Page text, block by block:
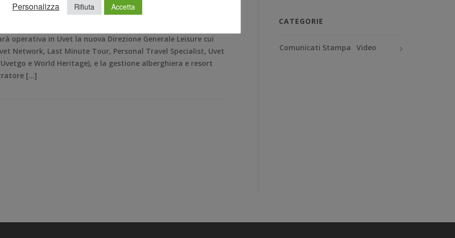
operativa in Uvet la nuova Direzione Generale Leisure cui
Network, Last Minute Tour, Personal Travel Specialist, Uvet
e World Heritage), e la gestione alberghiera e resort
[…]
CATEGORIE
Comunicati Stampa Video
Personalizza Rifiuta Accetta